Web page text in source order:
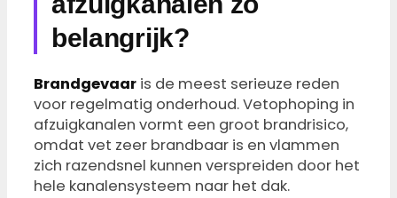
belangrijk?
Brandgevaar is de meest serieuze reden
voor regelmatig onderhoud. Vetophoping in
afzuigkanalen vormt een groot brandrisico,
omdat vet zeer brandbaar is en vlammen
zich razendsnel kunnen verspreiden door het
hele kanalensysteem naar het dak.